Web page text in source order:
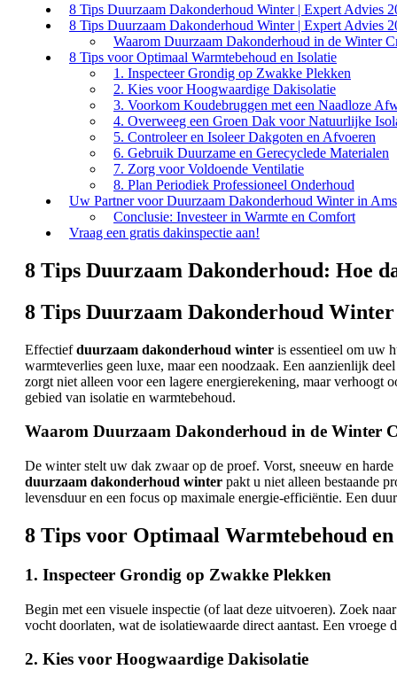
8 Tips Duurzaam Dakonderhoud Winter | Expert Advies
8 Tips Duurzaam Dakonderhoud Winter | Expert Advies
Waarom Duurzaam Dakonderhoud in de Winter
8 Tips voor Optimaal Warmtebehoud en Isolatie
1. Inspecteer Grondig op Zwakke Plekken
2. Kies voor Hoogwaardige Dakisolatie
3. Voorkom Koudebruggen met een Naadloze
4. Overweeg een Groen Dak voor Natuurlijke
5. Controleer en Isoleer Dakgoten en Afvoeren
6. Gebruik Duurzame en Gerecyclede Materialen
7. Zorg voor Voldoende Ventilatie
8. Plan Periodiek Professioneel Onderhoud
Uw Partner voor Duurzaam Dakonderhoud Winter in
Conclusie: Investeer in Warmte en Comfort
Vraag een gratis dakinspectie aan!
8 Tips Duurzaam Dakonderhoud: Hoe
8 Tips Duurzaam Dakonderhoud
Effectiefduurzaam dakonderhoud winter is essentieel om uw
warmteverlies geen luxe, maar een noodzaak. Een aanzienlijk
zorgt niet alleen voor een lagere energierekening, maar
gebied van isolatie en warmtebehoud.
Waarom Duurzaam Dakonderhoud in de Winter
De winter stelt uw dak zwaar op de proef. Vorst, sneeuw en
duurzaam dakonderhoud winter pakt u niet alleen bestaande
levensduur en een focus op maximale energie-efficiëntie. Een
8 Tips voor Optimaal Warmtebehoud
1. Inspecteer Grondig op Zwakke Plekken
Begin met een visuele inspectie (of laat deze uitvoeren). Zoek
vocht doorlaten, wat de isolatiewaarde direct aantast. Een vroege
2. Kies voor Hoogwaardige Dakisolatie